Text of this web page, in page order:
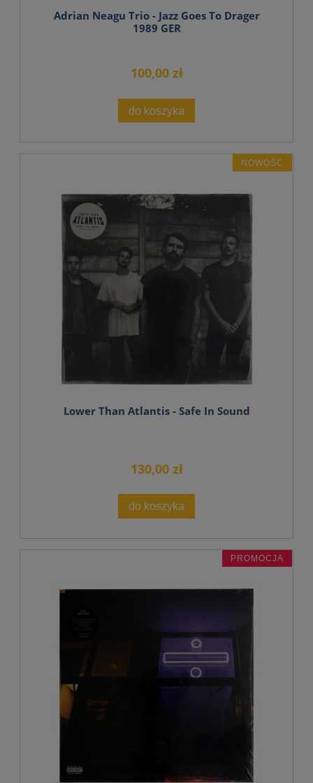
Adrian Neagu Trio - Jazz Goes To Drager
1989 GER
100,00 zł
do koszyka
Lower Than Atlantis - Safe In Sound
130,00 zł
do koszyka
NOWOŚĆ
PROMOCJA